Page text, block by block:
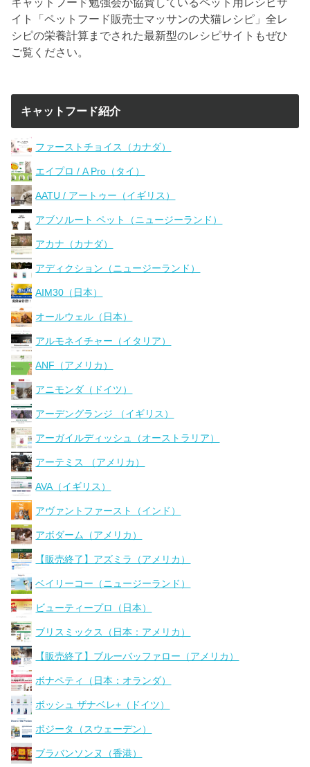
イト「ペットフード販売士マッサンの犬猫レシピ」全レ
シピの栄養計算までされた最新型のレシピサイトもぜひ
ご覧ください。
キャットフード紹介
ファーストチョイス（カナダ）
エイプロ / A Pro（タイ）
AATU / アートゥー（イギリス）
アブソルート ペット（ニュージーランド）
アカナ（カナダ）
アディクション（ニュージーランド）
AIM30（日本）
オールウェル（日本）
アルモネイチャー（イタリア）
ANF（アメリカ）
アニモンダ（ドイツ）
アーデングランジ （イギリス）
アーガイルディッシュ（オーストラリア）
アーテミス （アメリカ）
AVA（イギリス）
アヴァントファースト（インド）
アボダーム（アメリカ）
【販売終了】アズミラ（アメリカ）
ベイリーコー（ニュージーランド）
ビューティープロ（日本）
ブリスミックス（日本：アメリカ）
【販売終了】ブルーバッファロー（アメリカ）
ボナペティ（日本：オランダ）
ボッシュ ザナベレ+（ドイツ）
ボジータ（スウェーデン）
ブラバンソンヌ（香港）